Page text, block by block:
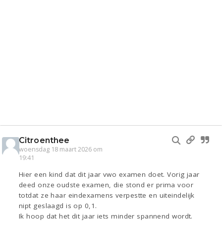
Citroenthee
woensdag 18 maart 2026 om
19:41
Hier een kind dat dit jaar vwo examen doet. Vorig jaar
deed onze oudste examen, die stond er prima voor
totdat ze haar eindexamens verpestte en uiteindelijk
nipt geslaagd is op 0,1.
Ik hoop dat het dit jaar iets minder spannend wordt.